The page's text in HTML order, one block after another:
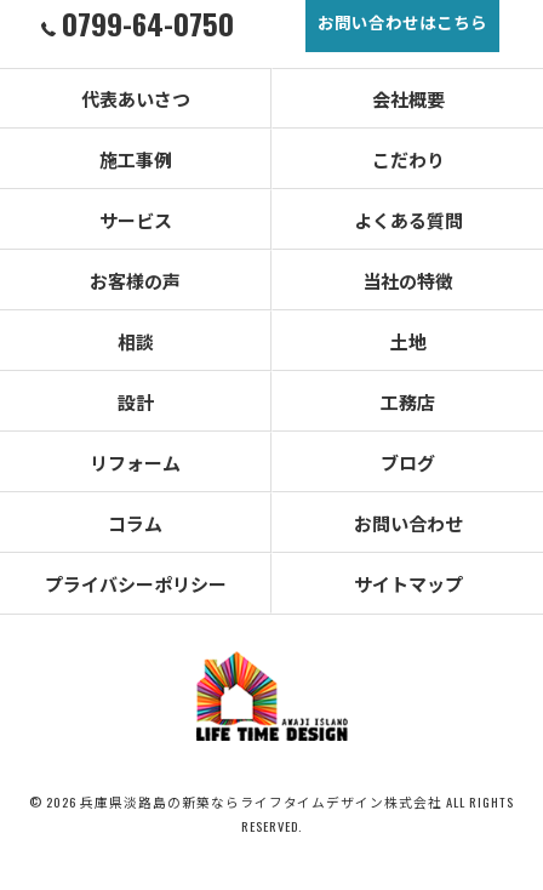
0799-64-0750 お問い合わせはこちら
代表あいさつ 会社概要
施工事例 こだわり
サービス よくある質問
お客様の声 当社の特徴
相談 土地
設計 工務店
リフォーム ブログ
コラム お問い合わせ
プライバシーポリシー サイトマップ
© 2026 兵庫県淡路島の新築ならライフタイムデザイン株式会社 ALL RIGHTS
RESERVED.